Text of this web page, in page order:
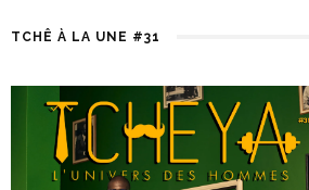
TCHÊ À LA UNE #31